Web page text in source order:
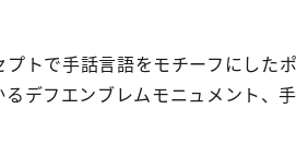
トで手話言語をモチーフにした
デフエンブレムモニュメント、